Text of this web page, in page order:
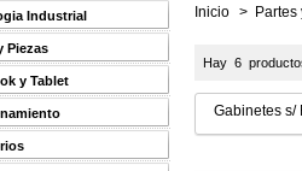
Industrial
Piezas
y Tablet
Inicio > Partes
Hay 6
Gabinetes s/